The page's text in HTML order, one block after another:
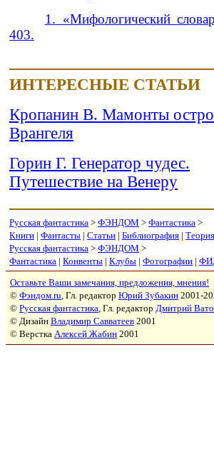
1. «Мифологический
403.
ИНТЕРЕСНЫЕ СТАТЬИ
Кропанин В. Мамонты
Врангеля
Горин Г. Генератор чудес.
Путешествие на Венеру
Русская фантастика > ФЭНДОМ > Фантастика >
Книги | Фантасты | Статьи | Библиография | Теория
Русская фантастика > ФЭНДОМ >
Фантастика | Конвенты | Клубы | Фотографии |
Оставьте Ваши замечания, предложения, мнения!
© Фэндом.ru, Гл. редактор Юрий Зубакин 2001-
© Русская фантастика, Гл. редактор Дмитрий
© Дизайн Владимир Савватеев 2001
© Верстка Алексей Жабин 2001